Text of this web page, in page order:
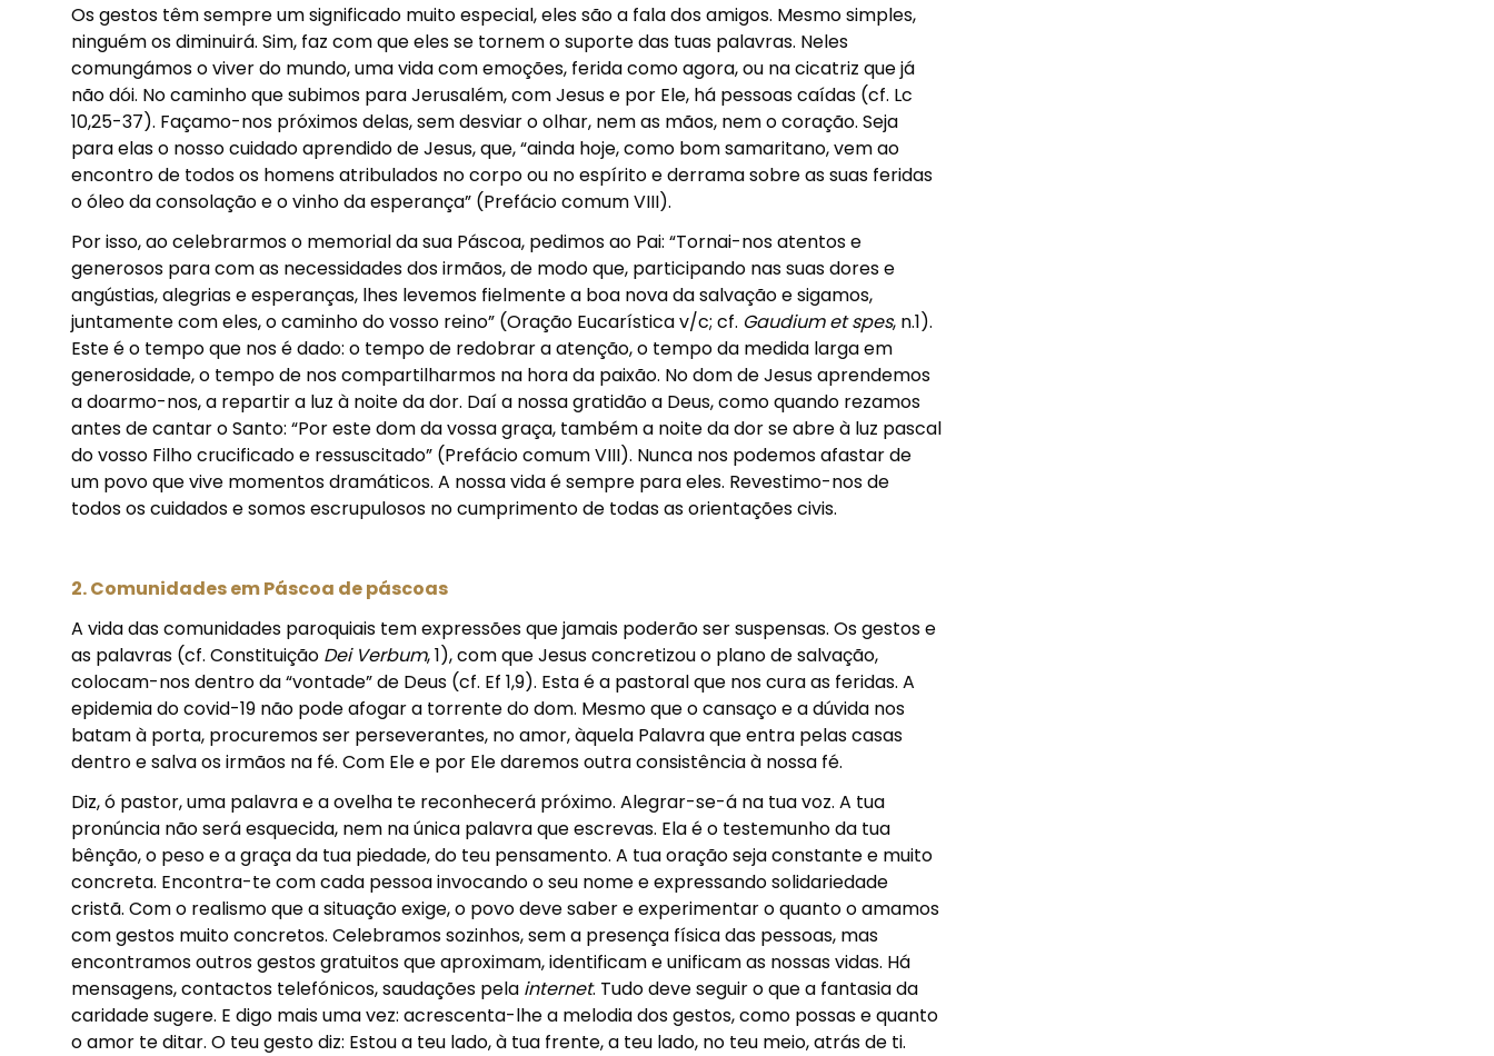
Os gestos têm sempre um significado muito especial, eles são a fala dos amigos. Mesmo simples,
ninguém os diminuirá. Sim, faz com que eles se tornem o suporte das tuas palavras. Neles
comungámos o viver do mundo, uma vida com emoções, ferida como agora, ou na cicatriz que já
não dói. No caminho que subimos para Jerusalém, com Jesus e por Ele, há pessoas caídas (cf. Lc
10,25-37). Façamo-nos próximos delas, sem desviar o olhar, nem as mãos, nem o coração. Seja
para elas o nosso cuidado aprendido de Jesus, que, “ainda hoje, como bom samaritano, vem ao
encontro de todos os homens atribulados no corpo ou no espírito e derrama sobre as suas feridas
o óleo da consolação e o vinho da esperança” (Prefácio comum VIII).
Por isso, ao celebrarmos o memorial da sua Páscoa, pedimos ao Pai: “Tornai-nos atentos e
generosos para com as necessidades dos irmãos, de modo que, participando nas suas dores e
angústias, alegrias e esperanças, lhes levemos fielmente a boa nova da salvação e sigamos,
juntamente com eles, o caminho do vosso reino” (Oração Eucarística v/c; cf. Gaudium et spes, n.1).
Este é o tempo que nos é dado: o tempo de redobrar a atenção, o tempo da medida larga em
generosidade, o tempo de nos compartilharmos na hora da paixão. No dom de Jesus aprendemos
a doarmo-nos, a repartir a luz à noite da dor. Daí a nossa gratidão a Deus, como quando rezamos
antes de cantar o Santo: “Por este dom da vossa graça, também a noite da dor se abre à luz pascal
do vosso Filho crucificado e ressuscitado” (Prefácio comum VIII). Nunca nos podemos afastar de
um povo que vive momentos dramáticos. A nossa vida é sempre para eles. Revestimo-nos de
todos os cuidados e somos escrupulosos no cumprimento de todas as orientações civis.
2. Comunidades em Páscoa de páscoas
A vida das comunidades paroquiais tem expressões que jamais poderão ser suspensas. Os gestos e
as palavras (cf. Constituição Dei Verbum, 1), com que Jesus concretizou o plano de salvação,
colocam-nos dentro da “vontade” de Deus (cf. Ef 1,9). Esta é a pastoral que nos cura as feridas. A
epidemia do covid-19 não pode afogar a torrente do dom. Mesmo que o cansaço e a dúvida nos
batam à porta, procuremos ser perseverantes, no amor, àquela Palavra que entra pelas casas
dentro e salva os irmãos na fé. Com Ele e por Ele daremos outra consistência à nossa fé.
Diz, ó pastor, uma palavra e a ovelha te reconhecerá próximo. Alegrar-se-á na tua voz. A tua
pronúncia não será esquecida, nem na única palavra que escrevas. Ela é o testemunho da tua
bênção, o peso e a graça da tua piedade, do teu pensamento. A tua oração seja constante e muito
concreta. Encontra-te com cada pessoa invocando o seu nome e expressando solidariedade
cristã. Com o realismo que a situação exige, o povo deve saber e experimentar o quanto o amamos
com gestos muito concretos. Celebramos sozinhos, sem a presença física das pessoas, mas
encontramos outros gestos gratuitos que aproximam, identificam e unificam as nossas vidas. Há
mensagens, contactos telefónicos, saudações pela internet. Tudo deve seguir o que a fantasia da
caridade sugere. E digo mais uma vez: acrescenta-lhe a melodia dos gestos, como possas e quanto
o amor te ditar. O teu gesto diz: Estou a teu lado, à tua frente, a teu lado, no teu meio, atrás de ti.